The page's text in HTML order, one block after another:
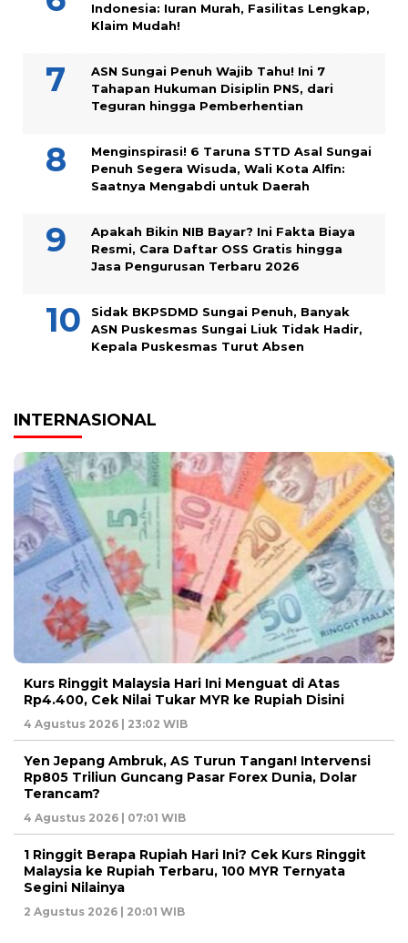
Indonesia: Iuran Murah, Fasilitas Lengkap,
Klaim Mudah!
ASN Sungai Penuh Wajib Tahu! Ini 7
Tahapan Hukuman Disiplin PNS, dari
Teguran hingga Pemberhentian
Menginspirasi! 6 Taruna STTD Asal Sungai
Penuh Segera Wisuda, Wali Kota Alfin:
Saatnya Mengabdi untuk Daerah
Apakah Bikin NIB Bayar? Ini Fakta Biaya
Resmi, Cara Daftar OSS Gratis hingga
Jasa Pengurusan Terbaru 2026
Sidak BKPSDMD Sungai Penuh, Banyak
ASN Puskesmas Sungai Liuk Tidak Hadir,
Kepala Puskesmas Turut Absen
INTERNASIONAL
Kurs Ringgit Malaysia Hari Ini Menguat di Atas
Rp4.400, Cek Nilai Tukar MYR ke Rupiah Disini
4 Agustus 2026 | 23:02 WIB
Yen Jepang Ambruk, AS Turun Tangan! Intervensi
Rp805 Triliun Guncang Pasar Forex Dunia, Dolar
Terancam?
4 Agustus 2026 | 07:01 WIB
1 Ringgit Berapa Rupiah Hari Ini? Cek Kurs Ringgit
Malaysia ke Rupiah Terbaru, 100 MYR Ternyata
Segini Nilainya
2 Agustus 2026 | 20:01 WIB